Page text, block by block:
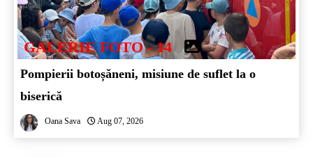
GALERIE FOTO - 14
Pompierii botoșăneni, misiune de suflet la o
biserică
Oana Sava Aug 07, 2026